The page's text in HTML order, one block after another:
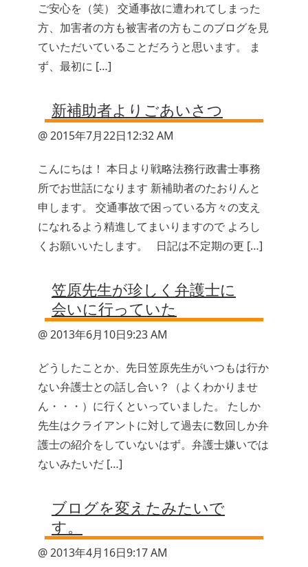
ご安心を（笑） 交通事故に遭われてしまった
方、加害者の方も被害者の方もこのブログを見
ていただいていることだろうと思います。 ま
ず、最初に […]
新補助者よりごあいさつ
@ 2015年7月22日12:32 AM
こんにちは！ 本日より戦略法務行政書士事務
所でお世話になります 新補助者のたおりんと
申します。 交通事故で困っている方々の支え
になれるよう精進してまいりますので よろし
くお願いいたします。 日記は不定期の更 […]
笠原先生が珍しく弁護士に
会いに行っていた
@ 2013年6月10日9:23 AM
どうしたことか、先日笠原先生がいつもは行か
ない弁護士との話し合い？（よくわかりませ
ん・・・）に行くといっていました。 たしか
先生はクライアントに対して過去に数回しか弁
護士の紹介をしていないはず。弁護士嫌いでは
ないみたいだ […]
ブログを変えたみたいで
す。
@ 2013年4月16日9:17 AM